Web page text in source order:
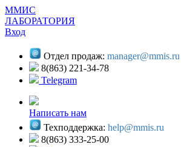
ММИС
ЛАБОРАТОРИЯ
Вход
Отдел продаж: manager@mmis.ru
8(863) 221-34-78
Telegram
Написать нам
Техподдержка: help@mmis.ru
8(863) 333-25-00